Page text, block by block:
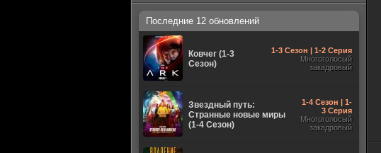
Последние 12 обновлений
Ковчег (1-3
Сезон)
1-3 Сезон | 1-2 Серия
Многоголосый
закадровый
Звездный путь:
Странные новые миры
(1-4 Сезон)
1-4 Сезон | 1-
3 Серия
Многоголосый
закадровый